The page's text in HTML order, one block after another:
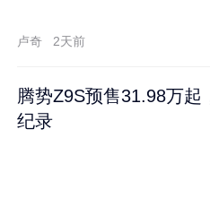
卢奇 2天前
腾势Z9S预售31.98万起
纪录